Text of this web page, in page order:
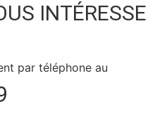
INTÉRESSE
par téléphone au